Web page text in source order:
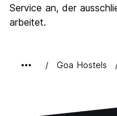
Service an, der
arbeitet.
Goa Hostels